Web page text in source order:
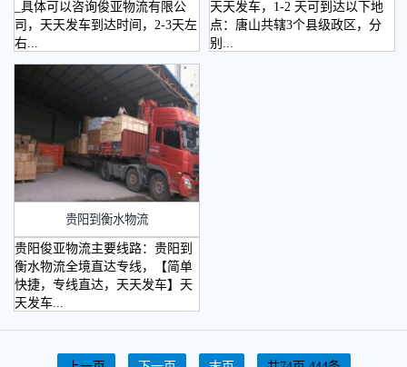
_具体可以咨询俊亚物流有限公
司，天天发车到达时间，2-3天左
右...
天天发车，1-2 天可到达以下地
点：唐山共辖3个县级政区，分
别...
贵阳到衡水物流
贵阳俊亚物流主要线路：贵阳到
衡水物流全境直达专线，【简单
快捷，专线直达，天天发车】天
天发车...